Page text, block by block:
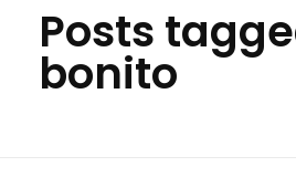
Posts
bonito